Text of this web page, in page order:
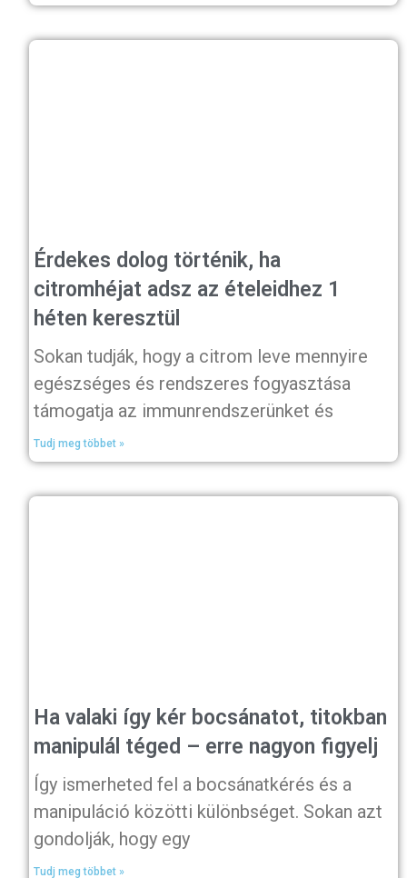
Érdekes dolog történik, ha
citromhéjat adsz az ételeidhez 1
héten keresztül
Sokan tudják, hogy a citrom leve mennyire
egészséges és rendszeres fogyasztása
támogatja az immunrendszerünket és
Tudj meg többet »
Ha valaki így kér bocsánatot, titokban
manipulál téged – erre nagyon figyelj
Így ismerheted fel a bocsánatkérés és a
manipuláció közötti különbséget. Sokan azt
gondolják, hogy egy
Tudj meg többet »